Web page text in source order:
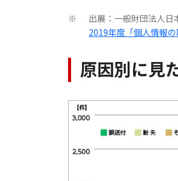
※
出展：一般財団法人日
2019年度「個人情報
原因別に見